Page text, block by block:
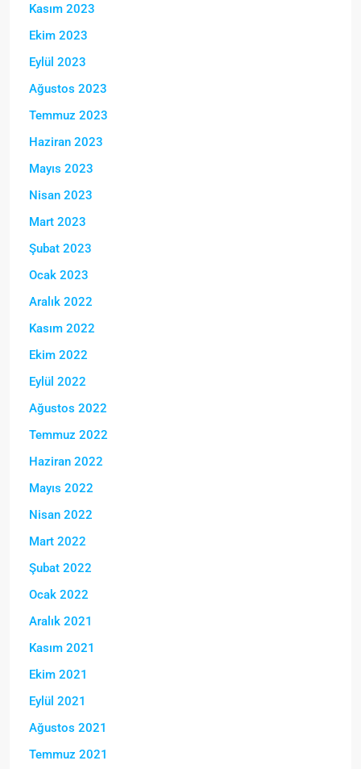
Kasım 2023
Ekim 2023
Eylül 2023
Ağustos 2023
Temmuz 2023
Haziran 2023
Mayıs 2023
Nisan 2023
Mart 2023
Şubat 2023
Ocak 2023
Aralık 2022
Kasım 2022
Ekim 2022
Eylül 2022
Ağustos 2022
Temmuz 2022
Haziran 2022
Mayıs 2022
Nisan 2022
Mart 2022
Şubat 2022
Ocak 2022
Aralık 2021
Kasım 2021
Ekim 2021
Eylül 2021
Ağustos 2021
Temmuz 2021